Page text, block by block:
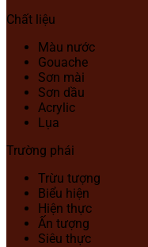
Chất liệu
Màu nước
Gouache
Sơn mài
Sơn dầu
Acrylic
Lụa
Trường phái
Trừu tượng
Biểu hiện
Hiện thực
Ấn tượng
Siêu thực